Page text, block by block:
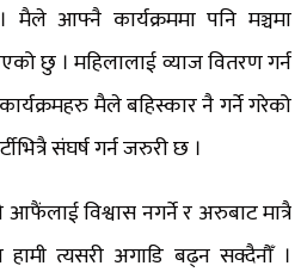
मैले आफ्नै कार्यक्रममा पनि मञ्चमा
छु । महिलालाई व्याज वितरण गर्न
मैले बहिस्कार नै गर्ने गरेको
संघर्ष गर्न जरुरी छ ।
विश्वास नगर्ने र अरुबाट मात्रै
त्यसरी अगाडि बढ्न सक्दैनौँ ।